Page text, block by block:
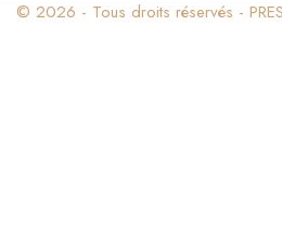
© 2026 - Tous droits réservés -